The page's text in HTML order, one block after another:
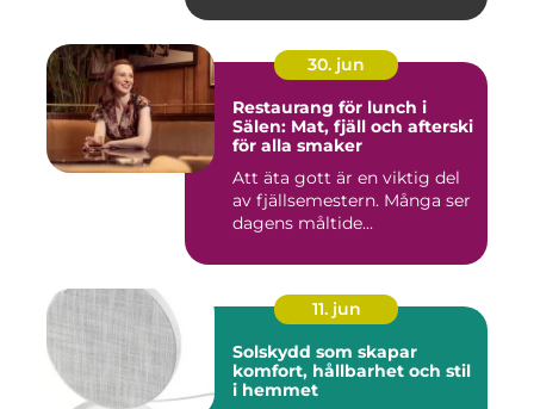
30. jun
Restaurang för lunch i
Sälen: Mat, fjäll och afterski
för alla smaker
Att äta gott är en viktig del
av fjällsemestern. Många ser
dagens måltide...
11. jun
Solskydd som skapar
komfort, hållbarhet och stil
i hemmet